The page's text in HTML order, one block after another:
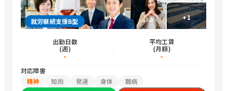
+1
就労継続支援B型
出勤日数
(週)
-
平均工賃
(月額)
-
対応障害
精神
知的 発達 身体 難病